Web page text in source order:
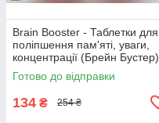
Brain Booster - Таблетки для
поліпшення пам'яті, уваги,
концентрації (Брейн Бустер)
Готово до відправки
134 ₴ 254 ₴